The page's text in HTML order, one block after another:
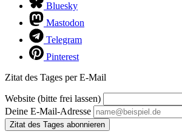
Bluesky
Mastodon
Telegram
Pinterest
Zitat des Tages per E-Mail
Website (bitte frei lassen)
Deine E-Mail-Adresse
Zitat des Tages abonnieren